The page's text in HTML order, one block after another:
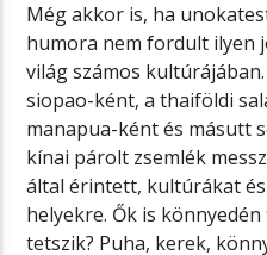
Még akkor is, ha
humora nem fordult ilyen
világ számos
siopao-ként, a thaiföldi
manapua-ként és másutt
kínai párolt zsemlék
által érintett, kultúrákat
helyekre. Ők is
tetszik? Puha, kerek,